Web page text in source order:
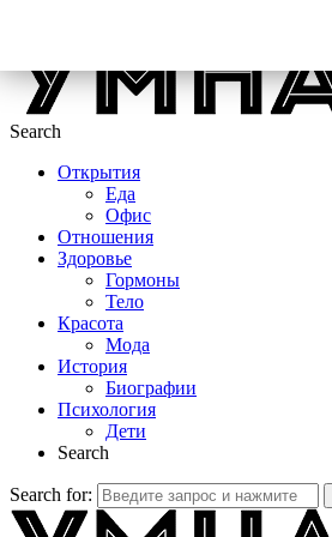
Search
Открытия
Еда
Офис
Отношения
Здоровье
Гормоны
Тело
Красота
Мода
История
Биографии
Психология
Дети
Search
Search for: